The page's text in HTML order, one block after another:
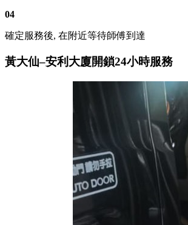
04
確定服務後, 在附近等待師傅到達
黃大仙–安利大廈開鎖24小時服務